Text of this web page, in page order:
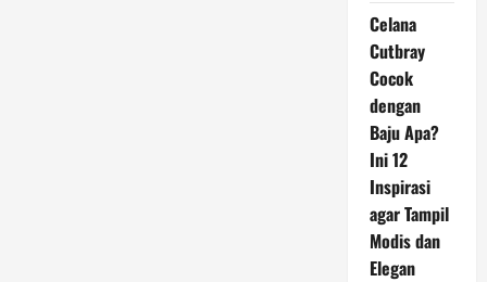
Celana
Cutbray
Cocok
dengan
Baju Apa?
Ini 12
Inspirasi
agar Tampil
Modis dan
Elegan